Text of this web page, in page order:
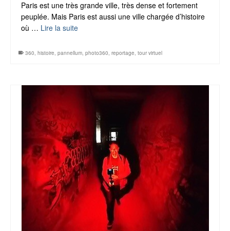
Paris est une très grande ville, très dense et fortement
peuplée. Mais Paris est aussi une ville chargée d’histoire
où … Lire la suite
360, histoire, pannellum, photo360, reportage, tour virtuel